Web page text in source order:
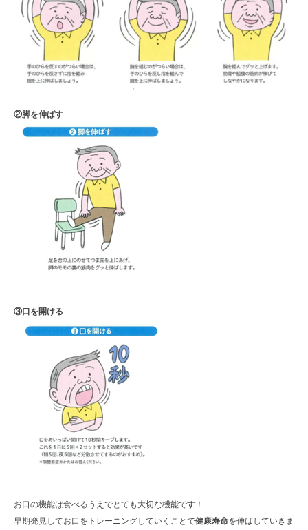
②脚を伸ばす
③口を開ける
お口の機能は食べるうえでとても大切な機能です！
早期発見してお口をトレーニングしていくことで健康寿命を伸ばしていきま